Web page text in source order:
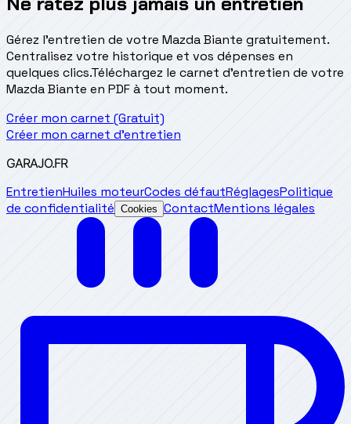
Gérez l'entretien de votre Mazda Biante gratuitement.
Centralisez votre historique et vos dépenses en
quelques clics.Téléchargez le carnet d'entretien de votre
Mazda Biante en PDF à tout moment.
Créer mon carnet (Gratuit)
Créer mon carnet d'entretien
GARAJO.FR
EntretienHuiles moteurCodes défautRéglagesPolitique
de confidentialité Cookies ContactMentions légales